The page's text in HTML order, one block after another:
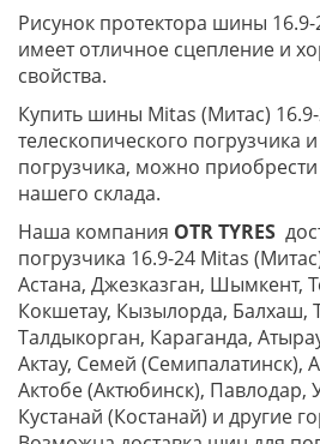
Рисунок протектора шины
имеет отличное сцепление и
свойства.
Купить шины Mitas (Митас) 16.9-
телескопического погрузчика
погрузчика, можно
нашего склада.
Наша компания OTR TYRES
погрузчика 16.9-24 Mitas
Астана, Джезказган, Шымкент,
Кокшетау, Кызылорда, Балхаш,
Талдыкорган, Караганда,
Актау, Семей (Семипалатинск),
Актобе (Актюбинск), Павлодар,
Кустанай (Костанай) и другие